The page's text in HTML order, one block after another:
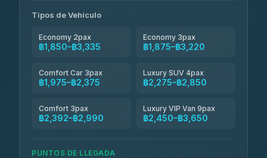
Tipos de Vehículo
Economy 2pax
฿1,850–฿3,335
Economy 3pax
฿1,875–฿3,220
Comfort Car 3pax
฿1,975–฿2,375
Luxury SUV 4pax
฿2,275–฿2,850
Comfort 3pax
฿2,392–฿2,990
Luxury VIP Van 9pax
฿2,450–฿3,650
PUNTOS DE LLEGADA